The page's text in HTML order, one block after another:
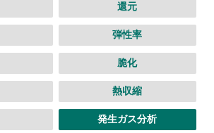
還元
弾性率
脆化
熱収縮
発生ガス分析